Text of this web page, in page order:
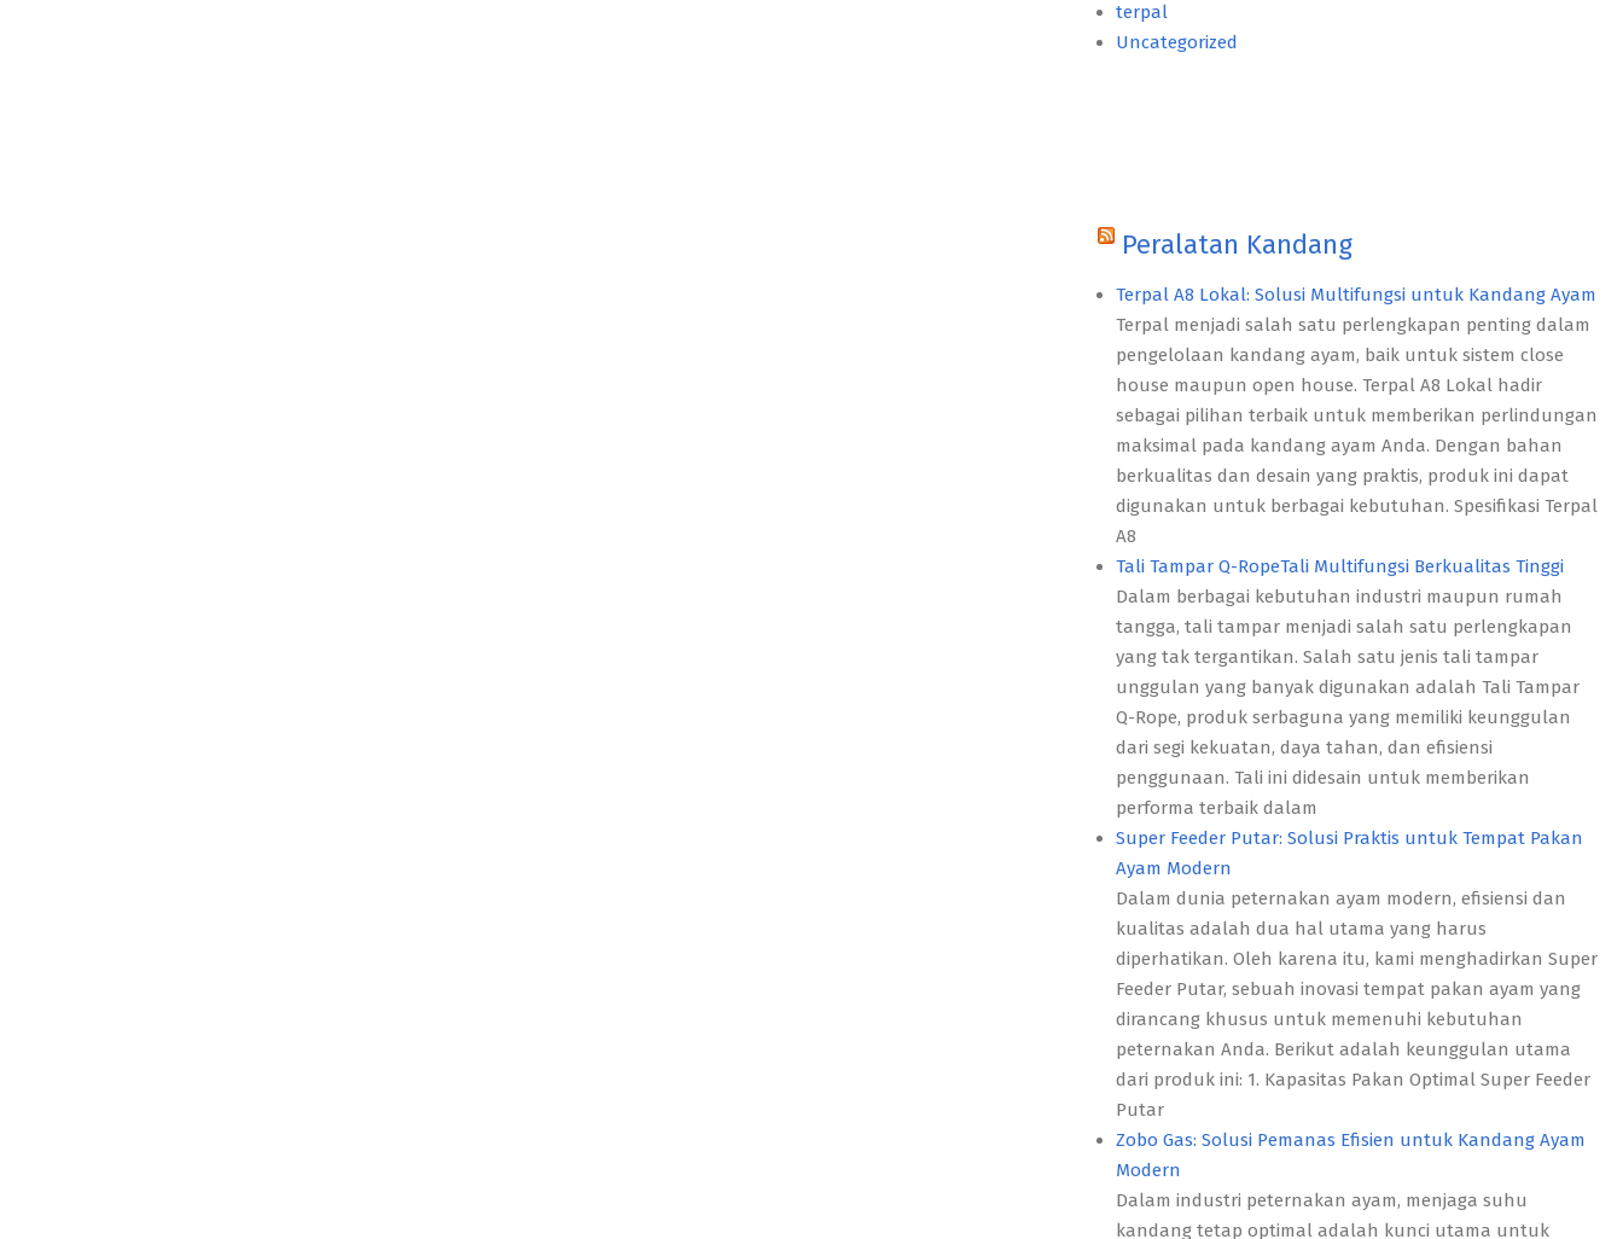
terpal
Uncategorized
Peralatan Kandang
Terpal A8 Lokal: Solusi Multifungsi untuk Kandang Ayam
Terpal menjadi salah satu perlengkapan penting dalam
pengelolaan kandang ayam, baik untuk sistem close
house maupun open house. Terpal A8 Lokal hadir
sebagai pilihan terbaik untuk memberikan perlindungan
maksimal pada kandang ayam Anda. Dengan bahan
berkualitas dan desain yang praktis, produk ini dapat
digunakan untuk berbagai kebutuhan. Spesifikasi Terpal
A8
Tali Tampar Q-RopeTali Multifungsi Berkualitas Tinggi
Dalam berbagai kebutuhan industri maupun rumah
tangga, tali tampar menjadi salah satu perlengkapan
yang tak tergantikan. Salah satu jenis tali tampar
unggulan yang banyak digunakan adalah Tali Tampar
Q-Rope, produk serbaguna yang memiliki keunggulan
dari segi kekuatan, daya tahan, dan efisiensi
penggunaan. Tali ini didesain untuk memberikan
performa terbaik dalam
Super Feeder Putar: Solusi Praktis untuk Tempat Pakan
Ayam Modern
Dalam dunia peternakan ayam modern, efisiensi dan
kualitas adalah dua hal utama yang harus
diperhatikan. Oleh karena itu, kami menghadirkan Super
Feeder Putar, sebuah inovasi tempat pakan ayam yang
dirancang khusus untuk memenuhi kebutuhan
peternakan Anda. Berikut adalah keunggulan utama
dari produk ini: 1. Kapasitas Pakan Optimal Super Feeder
Putar
Zobo Gas: Solusi Pemanas Efisien untuk Kandang Ayam
Modern
Dalam industri peternakan ayam, menjaga suhu
kandang tetap optimal adalah kunci utama untuk